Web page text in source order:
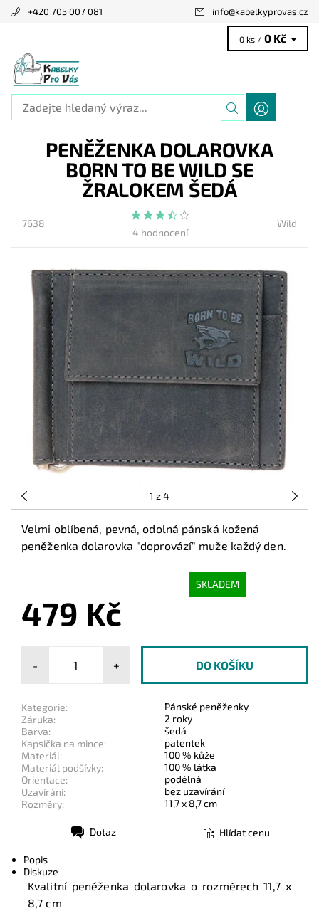
+420 705 007 081 info@kabelkyprovas.cz
0 ks / 0 Kč
PENĚŽENKA DOLAROVKA
BORN TO BE WILD SE
ŽRALOKEM ŠEDÁ
7638
4 hodnocení
Wild
1 z 4
Velmi oblíbená, pevná, odolná pánská kožená
peněženka dolarovka "doprovází" muže každý den.
SKLADEM
479 Kč
- +
Kategorie:
Pánské peněženky
Záruka:
2 roky
Barva:
šedá
Kapsička na mince:
patentek
Materiál:
100 % kůže
Materiál podšívky:
100 % látka
Orientace:
podélná
Uzavírání:
bez uzavírání
Rozměry:
11,7 x 8,7 cm
Dotaz Hlídat cenu
Popis
Diskuze
Kvalitní peněženka dolarovka o rozměrech11,7 x
8,7 cm